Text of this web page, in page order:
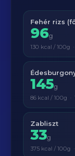
Fehér rizs
96g
130 kcal / 100g
145g
86 kcal / 100g
Zabliszt
33g
375 kcal / 100g